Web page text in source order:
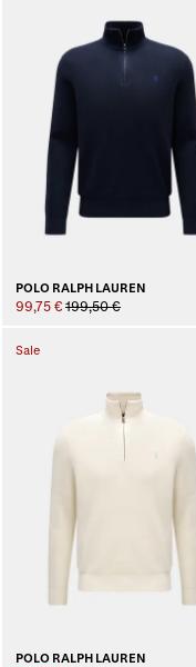
POLO RALPH LAUREN
99,75 € 199,50 €
Sale
POLO RALPH LAUREN